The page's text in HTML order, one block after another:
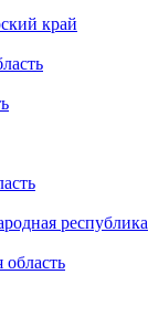
край
республика